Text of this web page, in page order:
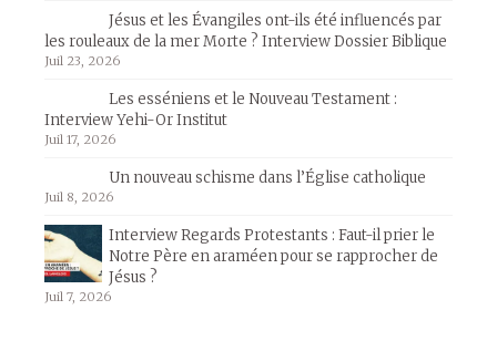
Jésus et les Évangiles ont-ils été influencés par
les rouleaux de la mer Morte ? Interview Dossier Biblique
Juil 23, 2026
Les esséniens et le Nouveau Testament :
Interview Yehi-Or Institut
Juil 17, 2026
Un nouveau schisme dans l’Église catholique
Juil 8, 2026
Interview Regards Protestants : Faut-il prier le
Notre Père en araméen pour se rapprocher de
Jésus ?
Juil 7, 2026